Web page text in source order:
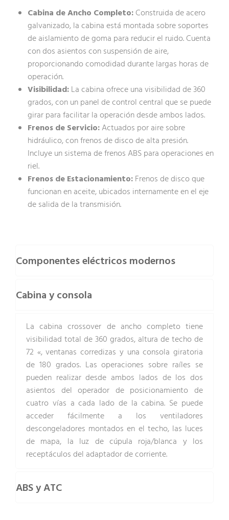
Cabina de Ancho Completo:Construida de acero
galvanizado, la cabina está montada sobre soportes
de aislamiento de goma para reducir el ruido. Cuenta
con dos asientos con suspensión de aire,
proporcionando comodidad durante largas horas de
operación.
Visibilidad:La cabina ofrece una visibilidad de 360
grados, con un panel de control central que se puede
girar para facilitar la operación desde ambos lados.
Frenos de Servicio:Actuados por aire sobre
hidráulico, con frenos de disco de alta presión.
Incluye un sistema de frenos ABS para operaciones en
riel.
Frenos de Estacionamiento:Frenos de disco que
funcionan en aceite, ubicados internamente en el eje
de salida de la transmisión.
Componentes eléctricos modernos
Cabina y consola
La cabina crossover de ancho completo tiene
visibilidad total de 360 grados, altura de techo de
72 «, ventanas corredizas y una consola giratoria
de 180 grados. Las operaciones sobre raíles se
pueden realizar desde ambos lados de los dos
asientos del operador de posicionamiento de
cuatro vías a cada lado de la cabina. Se puede
acceder fácilmente a los ventiladores
descongeladores montados en el techo, las luces
de mapa, la luz de cúpula roja/blanca y los
receptáculos del adaptador de corriente.
ABS y ATC